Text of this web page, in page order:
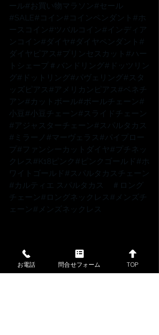
ール#お買い物マラソン #セール
#SALE #コイン #コインペンダント #ホ
ースコイン #ツバルコイン #インディア
ンコイン #ダイヤ #ダイヤペンダント #
ダイヤピアス #プリンセスカット #ハー
トシェープ ＃バンドリング #ドッツリン
グ #ドットリング #パヴェリング #スタ
ッズピアス #アメリカンピアス #ベネチ
アン #カットボール#ボールチェーン #
小豆 #小豆チェーン #スライドチェーン
#アジャスターチェーン #スパルタカス
#ミラーノ #マーヴェラス #パイプロー
プ #ファンシーカットダイヤ #プチネッ
クレス #K18ピンク #ピンクゴールド #ホ
ワイトゴールド #スパルタカスチェーン
#カルティエ スパルタカス
＃ロング
チェーン #ロングネックレス #メンズチ
ェーン #メンズネックレス
お電話 問合せフォーム TOP